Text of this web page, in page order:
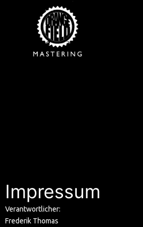
Impressum
Verantwortlicher:
Frederik Thomas